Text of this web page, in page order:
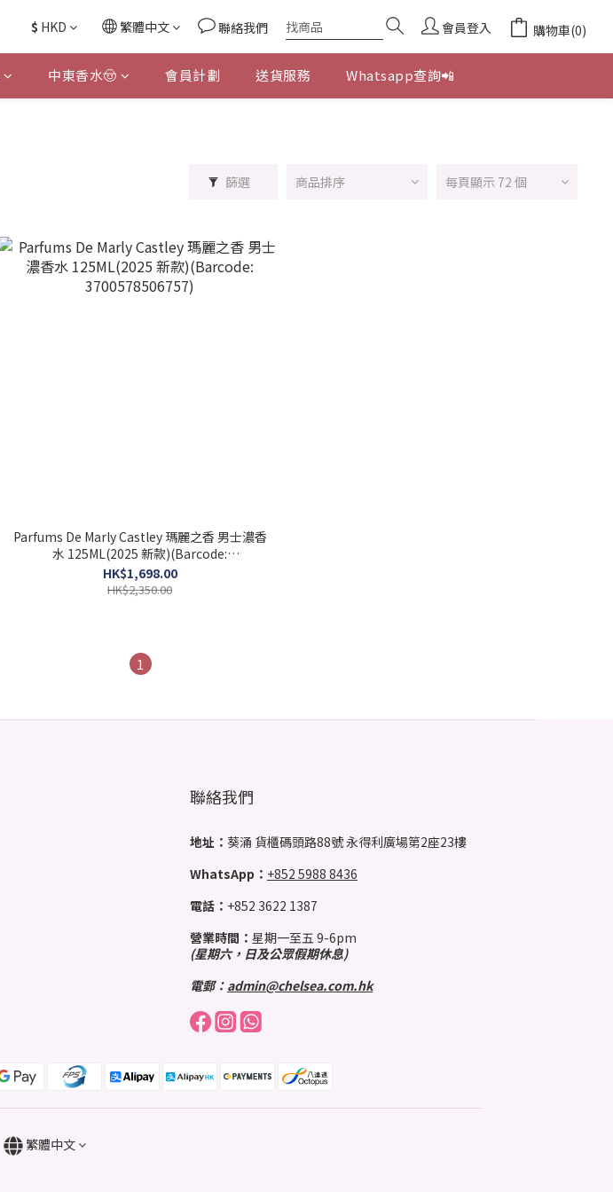
$ HKD 繁體中文 聯絡我們 會員登入 購物車(0)
中東香水🤠 會員計劃 送貨服務 Whatsapp查詢📲
篩選 商品排序 每頁顯示 72 個
Parfums De Marly Castley 瑪麗之香 男士濃香
水 125ML(2025 新款)(Barcode:
3700578506757)
HK$1,698.00
HK$2,350.00
1
聯絡我們
地址： 葵涌 貨櫃碼頭路88號 永得利廣場第2座23樓
WhatsApp： +852 5988 8436
電話： +852 3622 1387
營業時間： 星期一至五 9-6pm
(星期六，日及公眾假期休息)
電郵： admin@chelsea.com.hk
繁體中文